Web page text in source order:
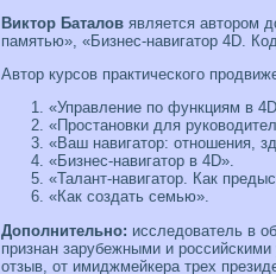
Виктор Баталов является автором
памятью», «Бизнес-навигатор 4D.
Автор курсов практического
«Управление по функциям в
«Простановки для
«Ваш навигатор: отношения,
«Бизнес-навигатор в 4D».
«Талант-навигатор. Как
«Как создать семью».
Дополнительно: исследователь в
признан зарубежными и
отзыв, от имиджмейкера трех